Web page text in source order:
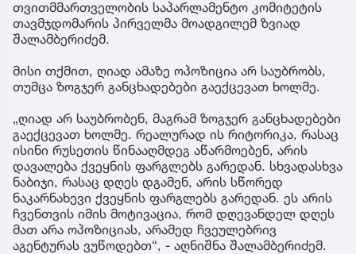
თვითმმართველობის საპარლამენტო კომიტეტის
თავმჯდომარის პირველმა მოადგილემ ზვიად
შალამბერიძემ.
მისი თქმით, ღიად ამაზე ოპოზიცია არ საუბრობს,
თუმცა ზოგჯერ განცხადებები გაექცევათ ხოლმე.
„ღიად არ საუბრობენ, მაგრამ ზოგჯერ განცხადებები
გაექცევათ ხოლმე. რეალურად ის რიტორიკა, რასაც
ისინი რუსეთის წინააღმდეგ აწარმოებენ, არის
დავალება ქვეყნის ფარგლებს გარედან. სხვადასხვა
ნაბიჯი, რასაც დღეს დგამენ, არის სწორედ
ნაკარნახევი ქვეყნის ფარგლებს გარედან. ეს არის
ჩვენთვის იმის მოტივაცია, რომ დღევანდელ დღეს
მათ არა ოპოზიციას, არამედ ჩვეულებრივ
აგენტურას ვუწოდებთ“, - აღნიშნა შალამბერიძემ.